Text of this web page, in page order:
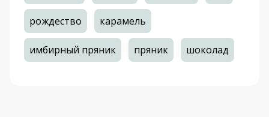
рождество карамель
имбирный пряник пряник шоколад